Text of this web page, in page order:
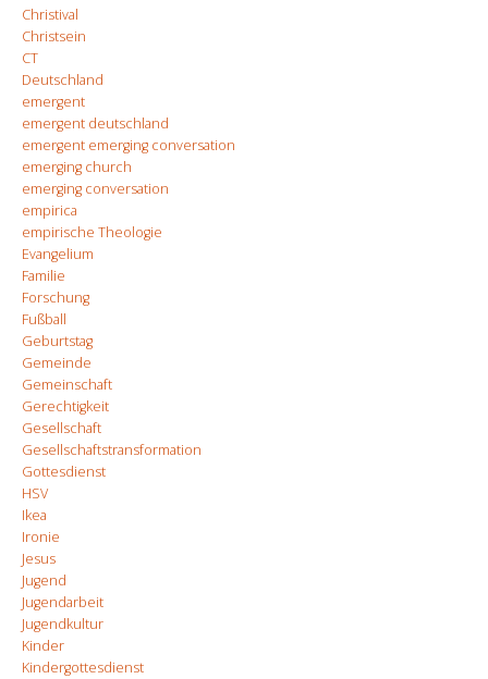
Christival
Christsein
CT
Deutschland
emergent
emergent deutschland
emergent emerging conversation
emerging church
emerging conversation
empirica
empirische Theologie
Evangelium
Familie
Forschung
Fußball
Geburtstag
Gemeinde
Gemeinschaft
Gerechtigkeit
Gesellschaft
Gesellschaftstransformation
Gottesdienst
HSV
Ikea
Ironie
Jesus
Jugend
Jugendarbeit
Jugendkultur
Kinder
Kindergottesdienst